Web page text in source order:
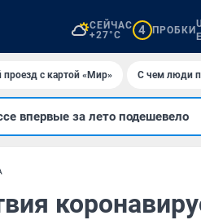
СЕЙЧАС
+27°C
4 ПРОБКИ
проезд с картой «Мир» С чем люди
впервые за лето подешевело